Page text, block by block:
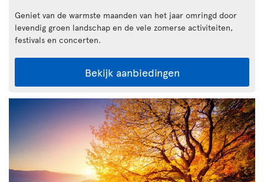
Geniet van de warmste maanden van het jaar omringd door
levendig groen landschap en de vele zomerse activiteiten,
festivals en concerten.
Bekijk aanbiedingen